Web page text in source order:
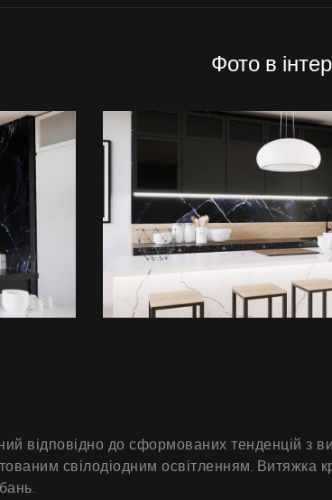
Фото в
відповідно до сформованих тенденцій з
свілодіодним освітленням. Витяжка